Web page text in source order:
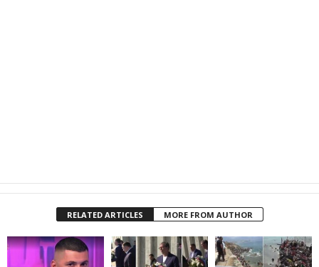
RELATED ARTICLES MORE FROM AUTHOR